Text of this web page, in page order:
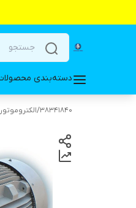
دسته‌بندی
38341840
/الکتروموتور